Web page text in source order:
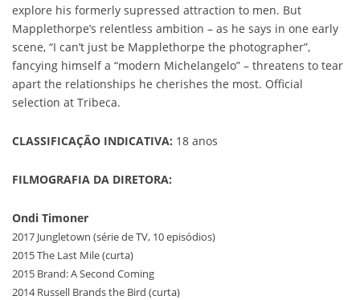
explore his formerly supressed attraction to men. But
Mapplethorpe’s relentless ambition – as he says in one early
scene, “I can’t just be Mapplethorpe the photographer”,
fancying himself a “modern Michelangelo” – threatens to tear
apart the relationships he cherishes the most. Official
selection at Tribeca.
CLASSIFICAÇÃO INDICATIVA: 18 anos
FILMOGRAFIA DA DIRETORA:
Ondi Timoner
2017 Jungletown (série de TV, 10 episódios)
2015 The Last Mile (curta)
2015 Brand: A Second Coming
2014 Russell Brands the Bird (curta)